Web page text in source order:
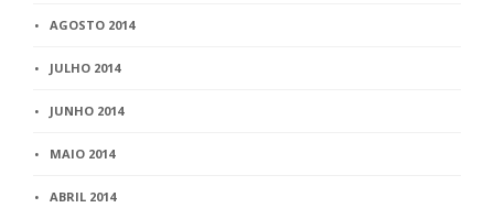
AGOSTO 2014
JULHO 2014
JUNHO 2014
MAIO 2014
ABRIL 2014